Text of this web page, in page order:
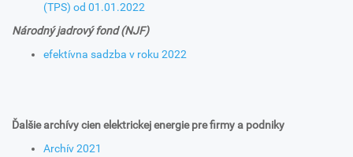
(TPS) od 01.01.2022
Národný jadrový fond (NJF)
efektívna sadzba v roku 2022
Ďalšie archívy cien elektrickej energie pre firmy a podniky
Archív 2021